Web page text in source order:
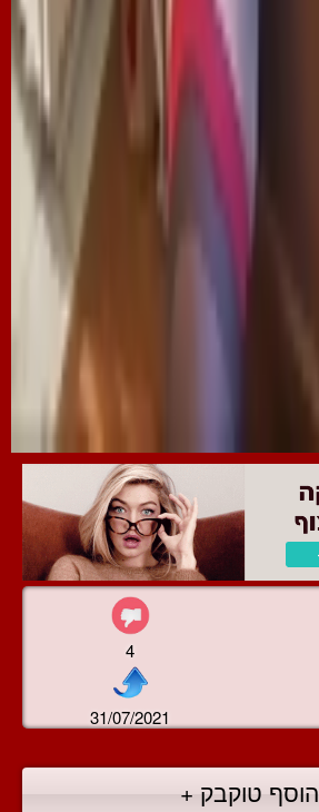
4
31/07/2021
הוסף טוקבק +